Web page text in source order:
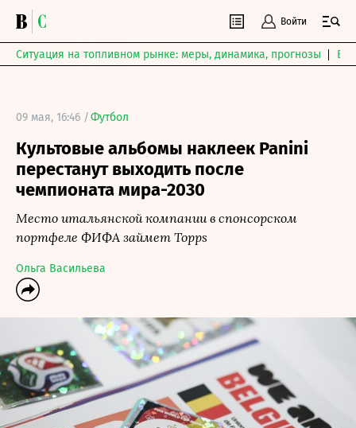
Войти
Ситуация на топливном рынке: меры, динамика, прогнозы
09 мая, 16:46 /Футбол
Культовые альбомы наклеек Panini
перестанут выходить после
чемпионата мира-2030
Место итальянской компании в спонсорском
портфеле ФИФА займет Topps
Ольга Васильева